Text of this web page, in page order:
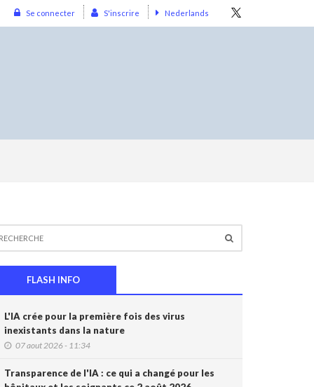
Se connecter S'inscrire Nederlands
FLASH INFO
L'IA crée pour la première fois des virus
inexistants dans la nature
07 aout 2026 - 11:34
Transparence de l'IA : ce qui a changé pour les